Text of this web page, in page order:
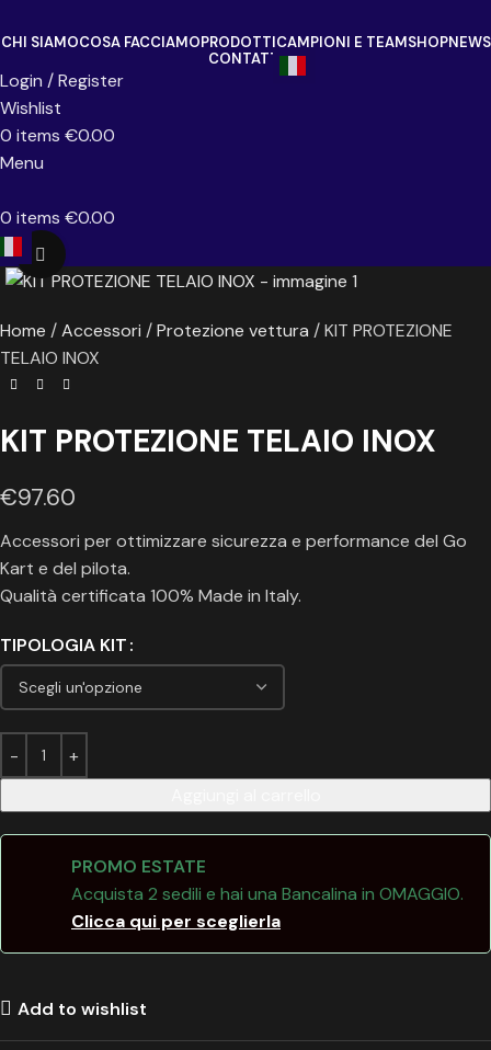
CHI SIAMOCOSA FACCIAMOPRODOTTICAMPIONI E TEAMSHOPNEWS
CONTATTI
Login / Register
Wishlist
0 items €0.00
Menu
0 items €0.00
Click to enlarge
Home Accessori Protezione vettura
KIT PROTEZIONE
TELAIO INOX
KIT PROTEZIONE TELAIO INOX
€97.60
Accessori per ottimizzare sicurezza e performance del Go
Kart e del pilota.
Qualità certificata 100% Made in Italy.
TIPOLOGIA KIT
PROMO ESTATE
Acquista 2 sedili e hai una Bancalina in OMAGGIO.
Clicca qui per sceglierla
Add to wishlist